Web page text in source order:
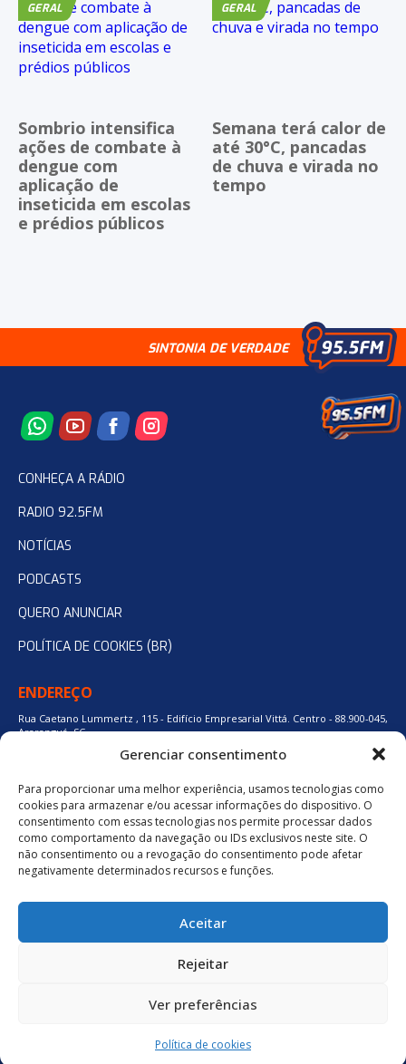
Gerenciar consentimento
Para proporcionar uma melhor experiência, usamos tecnologias como
cookies para armazenar e/ou acessar informações do dispositivo. O
consentimento com essas tecnologias nos permite processar dados
como comportamento da navegação ou IDs exclusivos neste site. O
não consentimento ou a revogação do consentimento pode afetar
negativamente determinados recursos e funções.
Aceitar
Rejeitar
Ver preferências
Política de cookies
GERAL
Sombrio intensifica
ações de combate à
dengue com
aplicação de
inseticida em escolas
e prédios públicos
GERAL
Semana terá calor de
até 30°C, pancadas
de chuva e virada no
tempo
SINTONIA DE VERDADE
CONHEÇA A RÁDIO
RADIO 92.5FM
NOTÍCIAS
PODCASTS
QUERO ANUNCIAR
POLÍTICA DE COOKIES (BR)
ENDEREÇO
Rua Caetano Lummertz , 115 - Edifício Empresarial Vittá. Centro - 88.900-045,
Araranguá, SC.
48 3524-0137
48 9880-84667